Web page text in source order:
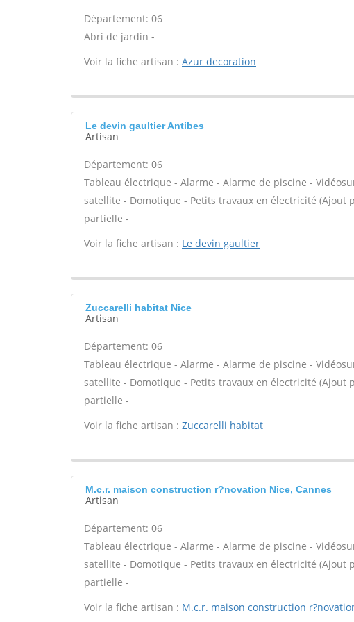
Département: 06
Abri de jardin -
Voir la fiche artisan : Azur decoration
Le devin gaultier Antibes
Artisan
Département: 06
Tableau électrique - Alarme - Alarme de piscine -
satellite - Domotique - Petits travaux en électricité (Ajout
partielle -
Voir la fiche artisan : Le devin gaultier
Zuccarelli habitat Nice
Artisan
Département: 06
Tableau électrique - Alarme - Alarme de piscine -
satellite - Domotique - Petits travaux en électricité (Ajout
partielle -
Voir la fiche artisan : Zuccarelli habitat
M.c.r. maison construction r?novation Nice, Cannes
Artisan
Département: 06
Tableau électrique - Alarme - Alarme de piscine -
satellite - Domotique - Petits travaux en électricité (Ajout
partielle -
Voir la fiche artisan : M.c.r. maison construction